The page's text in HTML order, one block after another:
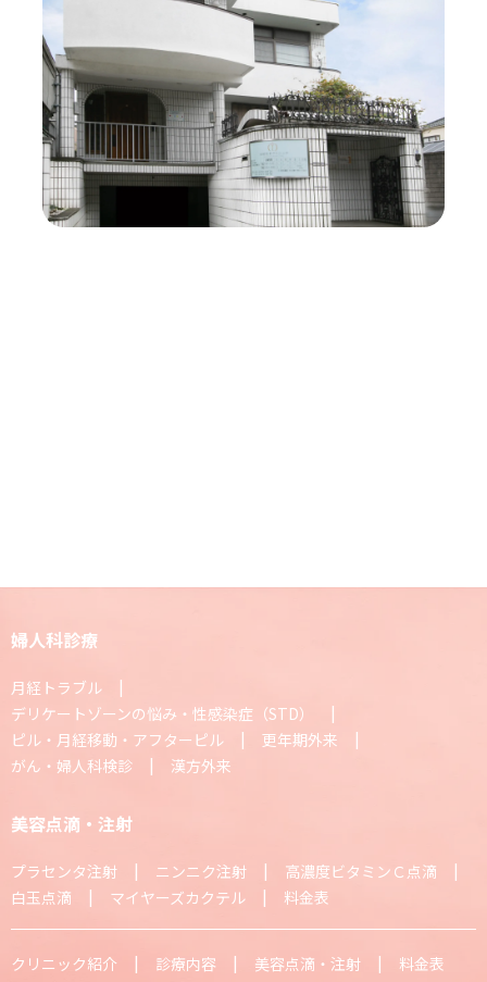
婦人科診療
月経トラブル
デリケートゾーンの悩み・性感染症（STD）
ピル・月経移動・アフターピル
更年期外来
がん・婦人科検診
漢方外来
美容点滴・注射
プラセンタ注射 ニンニク注射
高濃度ビタミンＣ点滴
白玉点滴
マイヤーズカクテル 料金表
クリニック紹介 診療内容 美容点滴・注射 料金表